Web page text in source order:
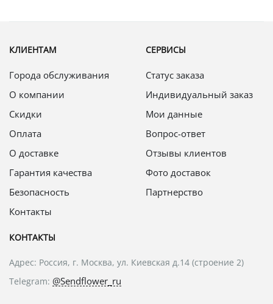
КЛИЕНТАМ
Города обслуживания
О компании
Скидки
Оплата
О доставке
Гарантия качества
Безопасность
Контакты
СЕРВИСЫ
Статус заказа
Индивидуальный заказ
Мои данные
Вопрос-ответ
Отзывы клиентов
Фото доставок
Партнерство
КОНТАКТЫ
Адрес: Россия, г. Москва, ул. Киевская д.14 (строение 2)
Telegram: @Sendflower_ru